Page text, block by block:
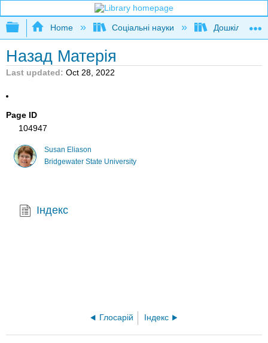
Expand/collapse global hierarchy
Home Соціальні науки Дошкільна
Назад Матерія
Last updated Oct 28, 2022
Page ID
104947
Susan Eliason
Bridgewater State University
Індекс
Глосарій Індекс